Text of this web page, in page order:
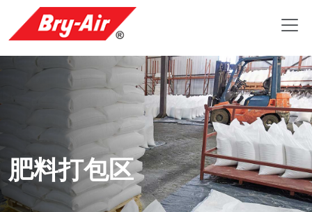
肥料打包区